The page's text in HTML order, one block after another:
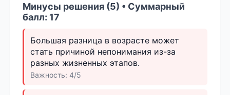
Минусы решения (5) • Суммарный
балл: 17
Большая разница в возрасте может
стать причиной непонимания из-за
разных жизненных этапов.
Важность: 4/5